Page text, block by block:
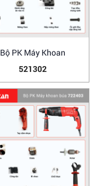
Bộ PK Máy Khoan
521302